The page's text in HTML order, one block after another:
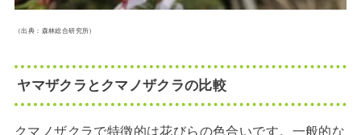
（出典：森林総合研究所）
ヤマザクラとクマノザクラの比較
クマノザクラで特徴的は花びらの色合いです。一般的な